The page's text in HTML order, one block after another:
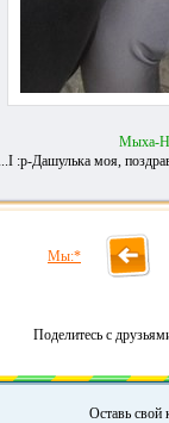
Мыха-
:p-Дашулька моя,
Мы:*
Поделитесь с
Оставь свой